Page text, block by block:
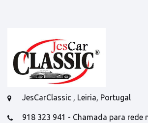
JesCarClassic , Leiria, Portugal
918 323 941 - Chamada para rede